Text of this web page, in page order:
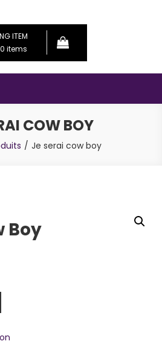
ITEM
0 items
COW BOY
Je serai cow boy
Boy